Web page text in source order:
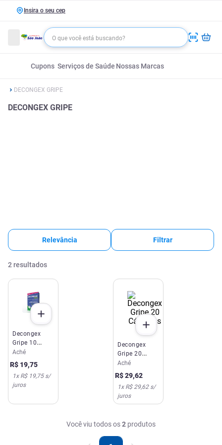
Insira o seu cep
Cupons Serviços de Saúde Nossas Marcas
DECONGEX GRIPE
DECONGEX GRIPE
Relevância Filtrar
2 resultados
Decongex
Gripe 10
Cápsulas
Aché
R$ 19,75
1x R$ 19,75s/
juros
Decongex
Gripe 20
Cápsulas
Aché
R$29,62
1x R$ 29,62s/
juros
Você viu todos os2 produtos